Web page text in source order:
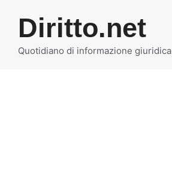
contenuto
Diritto.net
Quotidiano di informazione giuridica